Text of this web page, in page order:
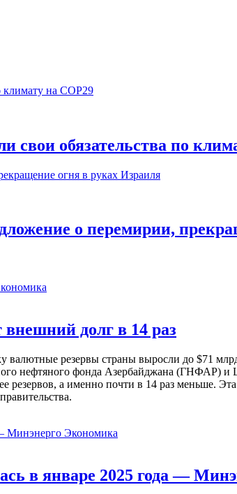
свои обязательства по
о перемирии,
долг в 14 раз
резервы страны выросли до $71
нефтяного фонда Азербайджана (ГНФАР) и
а именно почти в 14 раз меньше.
Экономика
в январе 2025 года —